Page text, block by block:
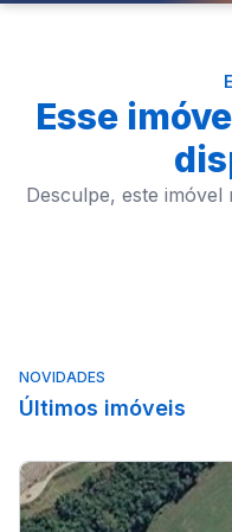
Esse
Desculpe, este imóvel
NOVIDADES
Últimos imóveis